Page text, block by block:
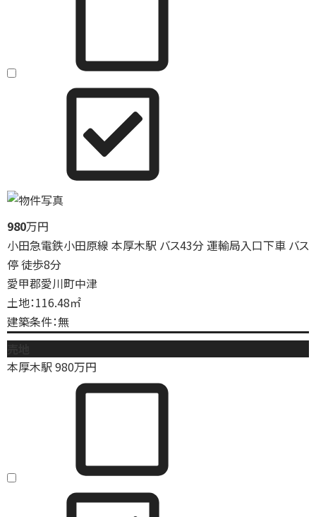
980万円
小田急電鉄小田原線 本厚木駅 バス43分 運輸局入口下車 バス
停 徒歩8分
愛甲郡愛川町中津
土地：116.48㎡
建築条件：無
本厚木駅980万円